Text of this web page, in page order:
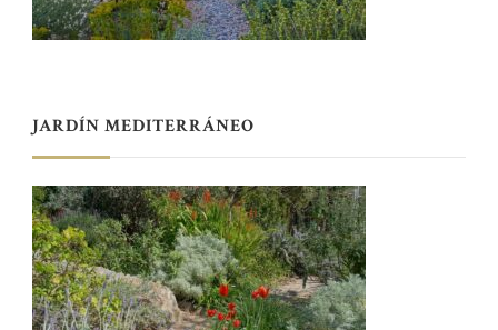
JARDÍN MEDITERRÁNEO